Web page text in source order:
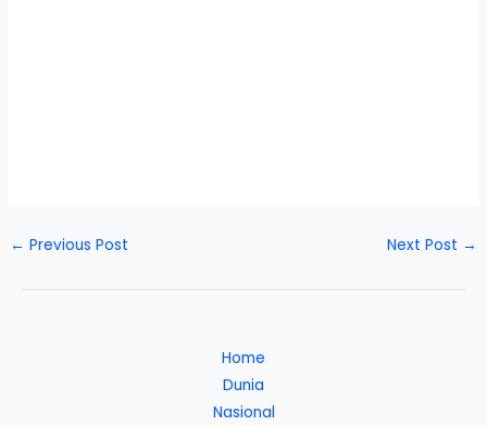
← Previous Post Next Post →
Home
Dunia
Nasional